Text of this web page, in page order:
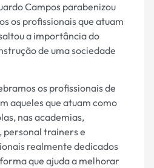
Campos parabenizou
os profissionais que atuam
a importância do
de uma sociedade
os profissionais de
aqueles que atuam como
nas academias,
personal trainers e
realmente dedicados
que ajuda a melhorar